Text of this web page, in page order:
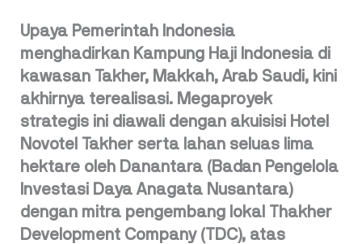
Upaya Pemerintah Indonesia
menghadirkan Kampung Haji Indonesia di
kawasan Takher, Makkah, Arab Saudi, kini
akhirnya terealisasi. Megaproyek
strategis ini diawali dengan akuisisi Hotel
Novotel Takher serta lahan seluas lima
hektare oleh Danantara (Badan Pengelola
Investasi Daya Anagata Nusantara)
dengan mitra pengembang lokal Thakher
Development Company (TDC), atas